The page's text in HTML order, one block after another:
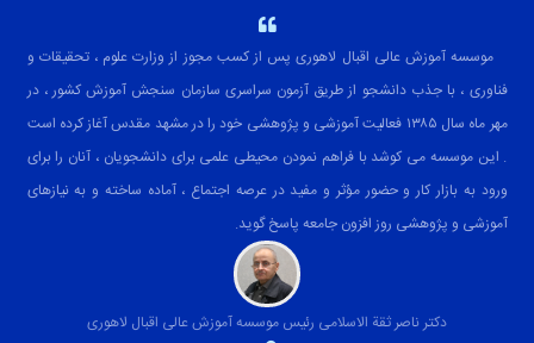
موسسه آموزش عالی اقبال لاهوری پس از کسب مجوز از وزارت علوم ، تحقیقات و
فناوری ، با جذب دانشجو از طریق آزمون سراسری سازمان سنجش آموزش کشور ، در
مهر ماه سال ۱۳۸۵ فعالیت آموزشی و پژوهشی خود را در مشهد مقدس آغاز کرده است
. این موسسه می کوشد با فراهم نمودن محیطی علمی برای دانشجویان ، آنان را برای
ورود به بازار کار و حضور مؤثر و مفید در عرصه اجتماع ، آماده ساخته و به نیازهای
آموزشی و پژوهشی روز افزون جامعه پاسخ گوید.
دکتر ناصر ثقة الاسلامی رئیس موسسه آموزش عالی اقبال لاهوری